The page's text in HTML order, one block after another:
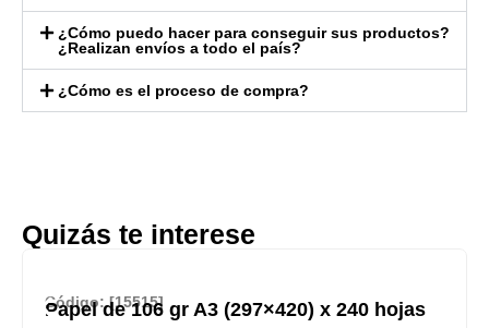
¿Cómo puedo hacer para conseguir sus productos?
¿Realizan envíos a todo el país?
¿Cómo es el proceso de compra?
Quizás te interese
Código: [15515]
Papel de 106 gr A3 (297×420) x 240 hojas